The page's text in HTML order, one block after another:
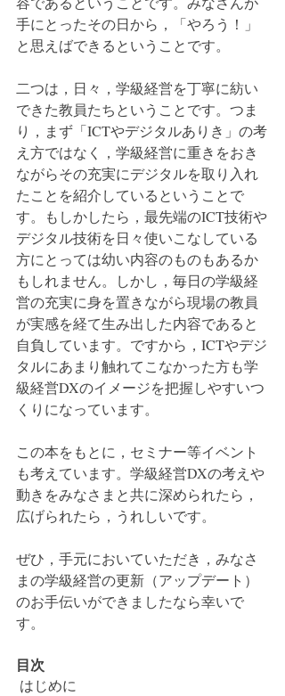
手にとったその日から，「やろう！」
と思えばできるということです。
二つは，日々，学級経営を丁寧に紡い
できた教員たちということです。つま
り，まず「ICTやデジタルありき」の考
え方ではなく，学級経営に重きをおき
ながらその充実にデジタルを取り入れ
たことを紹介しているということで
す。もしかしたら，最先端のICT技術や
デジタル技術を日々使いこなしている
方にとっては幼い内容のものもあるか
もしれません。しかし，毎日の学級経
営の充実に身を置きながら現場の教員
が実感を経て生み出した内容であると
自負しています。ですから，ICTやデジ
タルにあまり触れてこなかった方も学
級経営DXのイメージを把握しやすいつ
くりになっています。
この本をもとに，セミナー等イベント
も考えています。学級経営DXの考えや
動きをみなさまと共に深められたら，
広げられたら，うれしいです。
ぜひ，手元においていただき，みなさ
まの学級経営の更新（アップデート）
のお手伝いができましたなら幸いで
す。
目次
はじめに